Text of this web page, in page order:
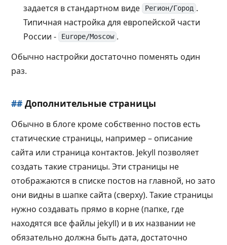
задается в стандартном виде Регион/Город .
Типичная настройка для европейской части
России - Europe/Moscow .
Обычно настройки достаточно поменять один
раз.
##Дополнительные страницы
Обычно в блоге кроме собственно постов есть
статические страницы, например – описание
сайта или страница контактов. Jekyll позволяет
создать такие страницы. Эти страницы не
отображаются в списке постов на главной, но зато
они видны в шапке сайта (сверху). Такие страницы
нужно создавать прямо в корне (папке, где
находятся все файлы jekyll) и в их названии не
обязательно должна быть дата, достаточно